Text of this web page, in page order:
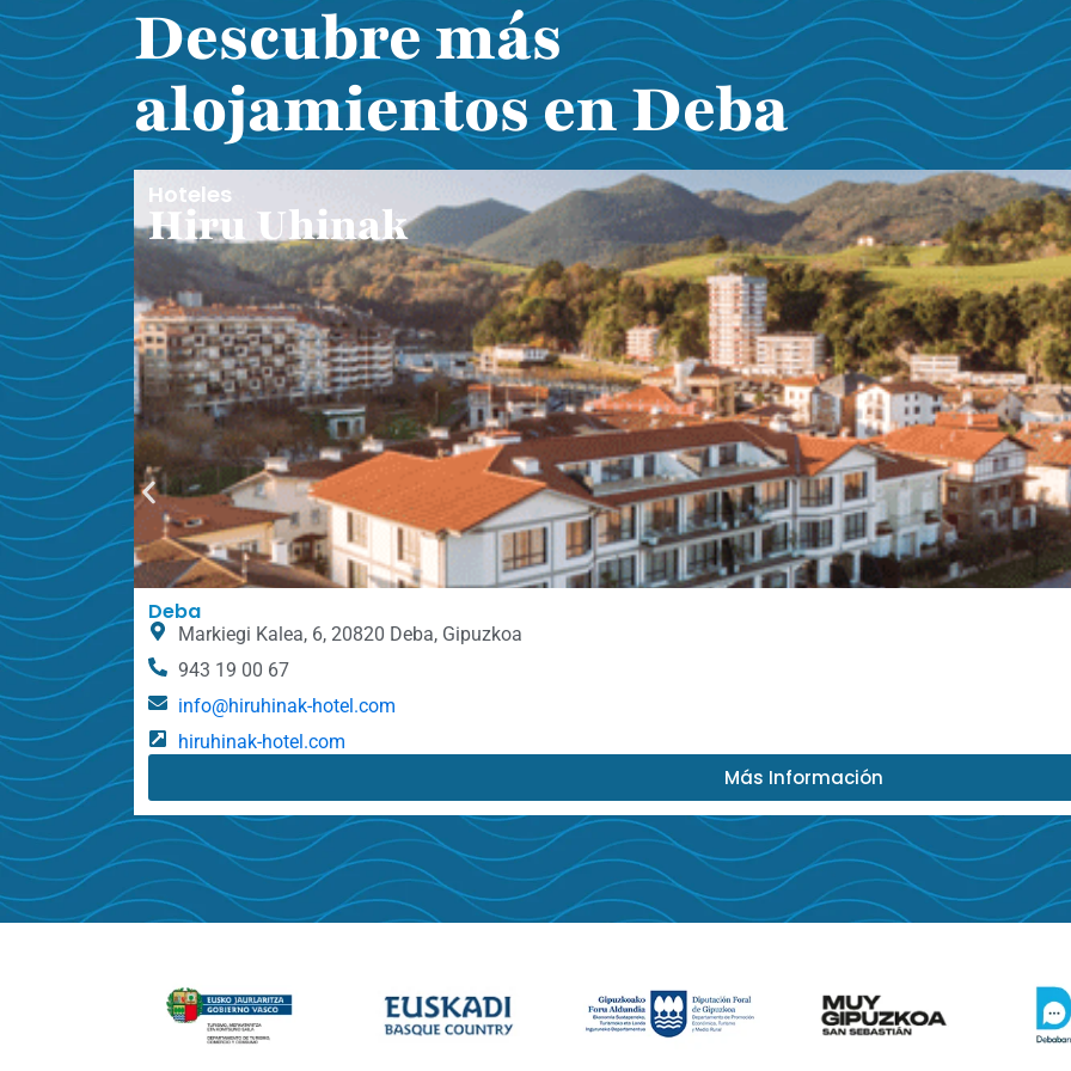
Descubre más
alojamientos en Deba
Hoteles
Hiru Uhinak
Deba
Markiegi Kalea, 6, 20820 Deba, Gipuzkoa
943 19 00 67
info@hiruhinak-hotel.com
hiruhinak-hotel.com
Más Información